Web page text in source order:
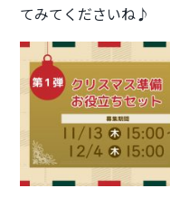
てみてくださいね♪